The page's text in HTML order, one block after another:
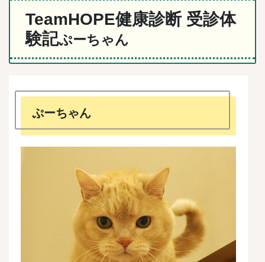
TeamHOPE健康診断 受診体
験記ぷーちゃん
ぷーちゃん